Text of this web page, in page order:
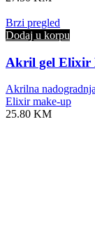
Brzi pregled
Dodaj u korpu
Akril gel Elixir
Akrilna
Elixir make-up
25.80 KM